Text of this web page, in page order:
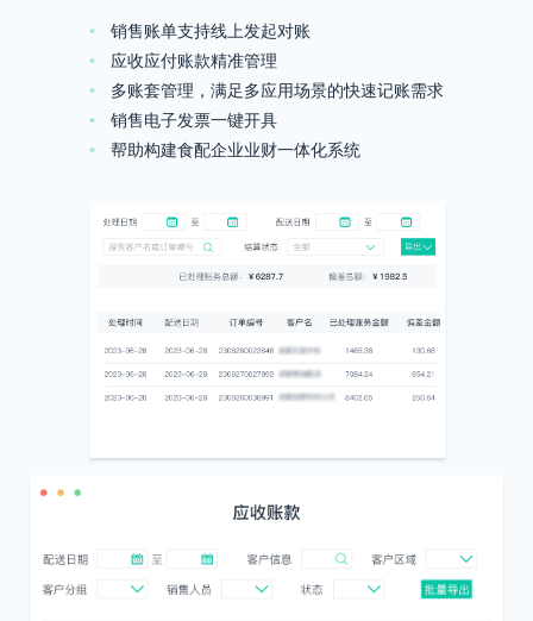
销售账单支持线上发起对账
应收应付账款精准管理
多账套管理，满足多应用场景的快速记账需求
销售电子发票一键开具
帮助构建食配企业业财一体化系统